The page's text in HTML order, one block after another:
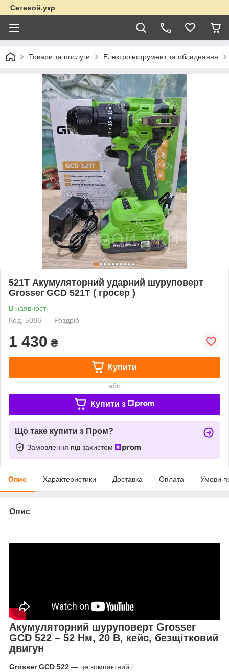
Сетевой.укр
Товари та послуги Електроінструмент та обладнання
521T Акумуляторний ударний шуруповерт
Grosser GCD 521T ( гросер )
В наявності
Код: 5086
Роздріб
1 430 ₴
Купити
або
Купити з
Що таке купити з Пром?
Замовлення під захистом
Опис Характеристики Доставка Оплата Умови
Опис
Акумуляторний шуруповерт Grosser
GCD 522 – 52 Нм, 20 В, кейс, безщітковий
двигун
Grosser GCD 522 — це компактний і